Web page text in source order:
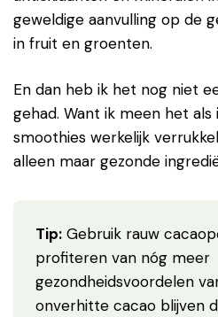
geweldige aanvulling op de
in fruit en groenten.
En dan heb ik het nog niet
gehad. Want ik meen het als
smoothies werkelijk
alleen maar gezonde
Tip: Gebruik rauw
profiteren van nóg meer
gezondheidsvoordelen
onverhitte cacao blijven